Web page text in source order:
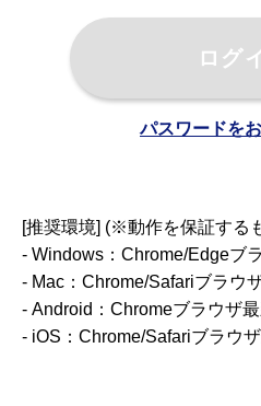
ログ
パスワードを
[推奨環境] (※動作を保証する
- Windows：Chrome/Edgeブ
- Mac：Chrome/Safariブラウ
- Android：Chromeブラウザ
- iOS：Chrome/Safariブラウ